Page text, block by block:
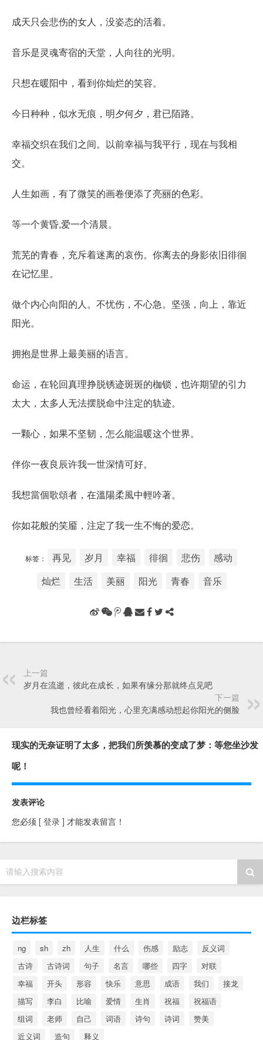
成天只会悲伤的女人，没姿态的活着。
音乐是灵魂寄宿的天堂，人向往的光明。
只想在暖阳中，看到你灿烂的笑容。
今日种种，似水无痕，明夕何夕，君已陌路。
幸福交织在我们之间。以前幸福与我平行，现在与我相
交。
人生如画，有了微笑的画卷便添了亮丽的色彩。
等一个黄昏,爱一个清晨。
荒芜的青春，充斥着迷离的哀伤。你离去的身影依旧徘徊
在记忆里。
做个内心向阳的人。不忧伤，不心急。坚强，向上，靠近
阳光。
拥抱是世界上最美丽的语言。
命运，在轮回真理挣脱锈迹斑斑的枷锁，也许期望的引力
太大，太多人无法摆脱命中注定的轨迹。
一颗心，如果不坚韧，怎么能温暖这个世界。
伴你一夜良辰许我一世深情可好。
我想當個歌頌者，在溫陽柔風中輕吟著。
你如花般的笑靥，注定了我一生不悔的爱恋。
标签： 再见 岁月 幸福 徘徊 悲伤
感动
灿烂
生活 美丽 阳光 青春 音乐
上一篇
岁月在流逝，彼此在成长，如果有缘分那就终点见吧
下一篇
我也曾经看着阳光，心里充满感动想起你阳光的侧脸
现实的无奈证明了太多，把我们所羡慕的变成了梦：等您坐沙发
呢！
发表评论
您必须 [ 登录 ] 才能发表留言！
请输入搜索内容
边栏标签
ng sh zh 人生 什么 伤感 励志
反义词
古诗
古诗词 句子 名言 哪些 四字
对联
幸福
开头 形容 快乐 意思 成语 我们
接龙
描写
李白 比喻 爱情 生肖 祝福
祝福语
组词
老师 自己 词语 诗句 诗词
赞美
近义词
造句 释义